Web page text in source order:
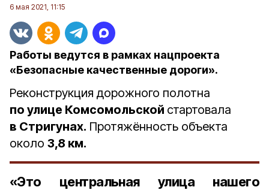
6 мая 2021, 11:15
Работы ведутся в рамках нацпроекта
«Безопасные качественные дороги».
Реконструкция дорожного полотна
по улице Комсомольской стартовала
в Стригунах. Протяжённость объекта
около 3,8 км.
«Это центральная улица нашего